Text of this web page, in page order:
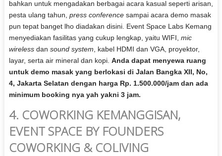
bahkan untuk mengadakan berbagai acara kasual seperti arisan,
pesta ulang tahun, press conferencesampai acara demo masak
pun tepat banget lho diadakan disini. Event Space Labs Kemang
menyediakan fasilitas yang cukup lengkap, yaitu WIFI, mic
wirelessdan sound system, kabel HDMI dan VGA, proyektor,
layar, serta air mineral dan kopi. Anda dapat menyewa ruang
untuk demo masak yang berlokasi di Jalan Bangka XII, No,
4, Jakarta Selatan dengan harga Rp. 1.500.000/jam dan ada
minimum booking nya yah yakni 3 jam.
4. COWORKING KEMANGGISAN,
EVENT SPACE BY FOUNDERS
COWORKING & COLIVING